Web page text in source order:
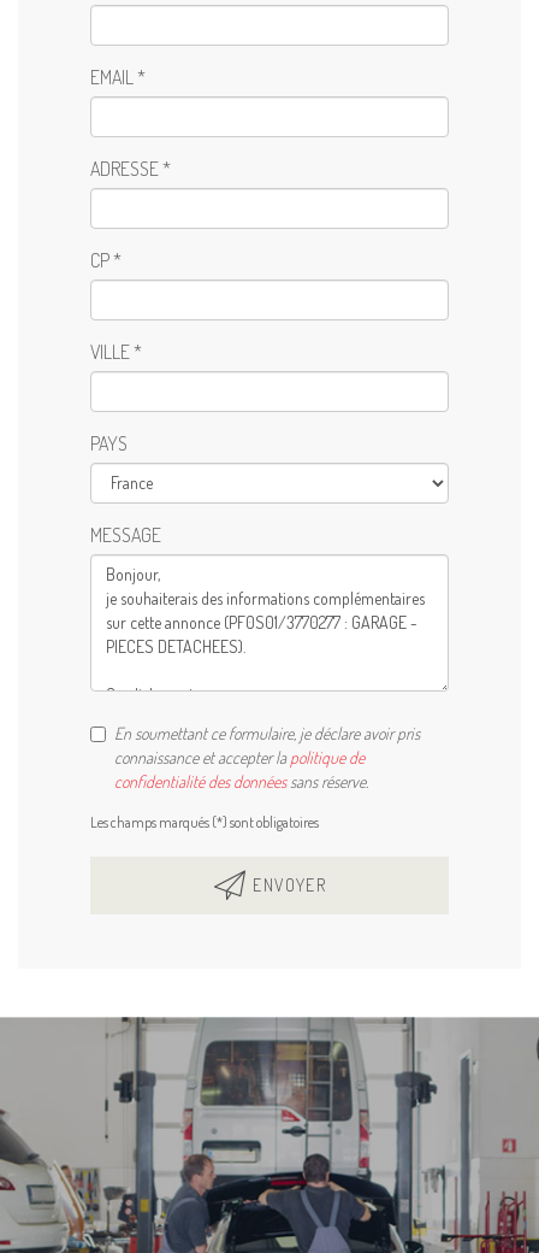
EMAIL *
ADRESSE *
CP *
VILLE *
PAYS
MESSAGE
En soumettant ce formulaire, je déclare avoir pris
connaissance et accepter lapolitique de
confidentialité des donnéessans réserve.
Les champs marqués (*) sont obligatoires
ENVOYER